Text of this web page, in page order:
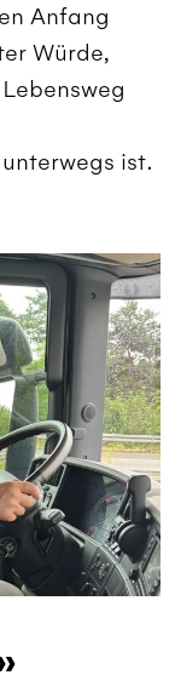
Anfang
Würde,
ist.